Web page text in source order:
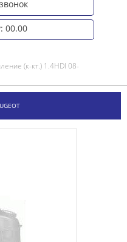
00.00
(к-кт.) 1.4HDI 08-